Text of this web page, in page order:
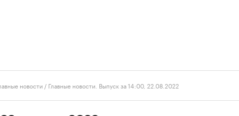
новости / Главные новости. Выпуск за 14:00, 22.08.2022